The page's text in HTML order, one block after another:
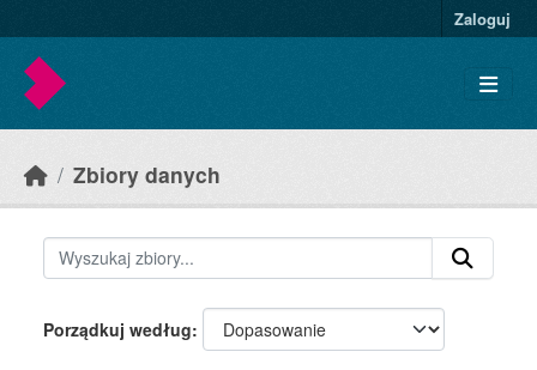
Zaloguj
Zbiory danych
Porządkuj według